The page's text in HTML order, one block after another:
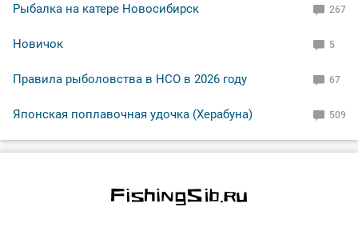
Рыбалка на катере Новосибирск 267
Новичок 5
Правила рыболовства в НСО в 2026 году 67
Японская поплавочная удочка (Херабуна) 509